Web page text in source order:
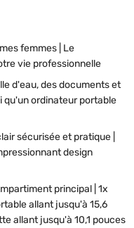
femmes | Le
vie professionnelle
d'eau, des documents et
qu'un ordinateur portable
sécurisée et pratique |
design
principal | 1x
allant jusqu'à 15,6
allant jusqu'à 10,1 pouces